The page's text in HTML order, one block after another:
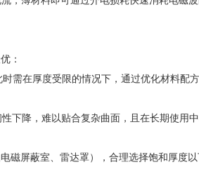
：
需在厚度受限的情况下，通过优化材料配
下降，难以贴合复杂曲面，且在长期使用
磁屏蔽室、雷达罩），合理选择饱和厚度